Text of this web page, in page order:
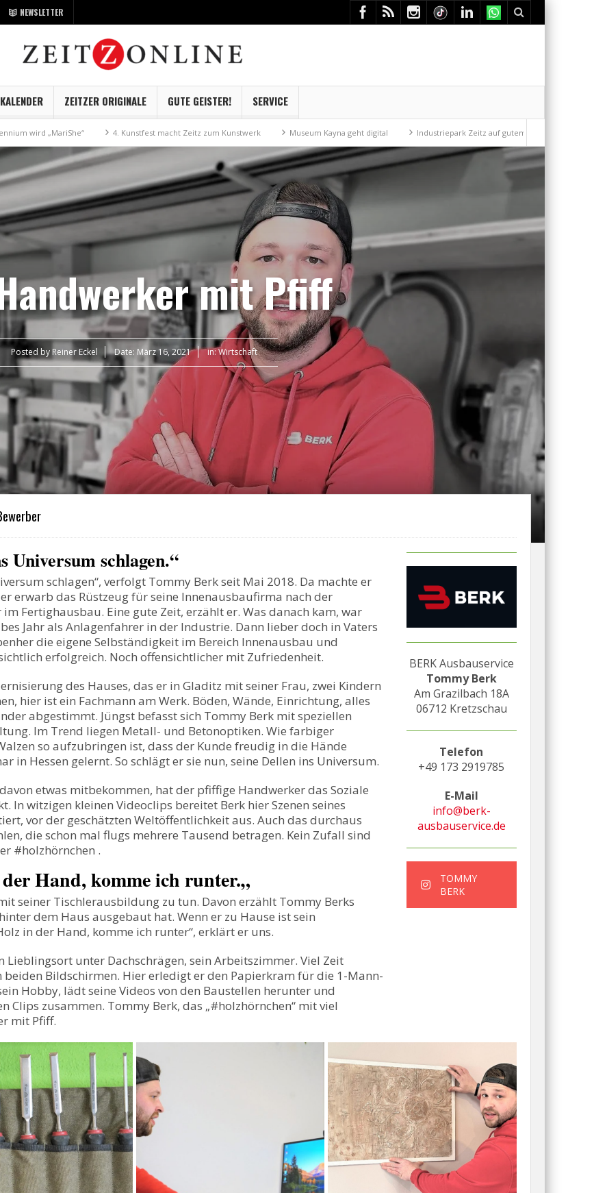
NEWSLETTER
ZEITZER ORIGINALE GUTE GEISTER! SERVICE
4. Kunstfest macht Zeitz zum Kunstwerk Museum Kayna geht digital Industriepark Zeitz auf gutem Weg Mit der
mit Pfiff
Posted by Reiner Eckel Date: März 16, 2021 in:Wirtschaft
Universum schlagen.“
schlagen“, verfolgt Tommy Berk seit Mai 2018. Da machte er
erwarb das Rüstzeug für seine Innenausbaufirma nach der
Fertighausbau. Eine gute Zeit, erzählt er. Was danach kam, war
Jahr als Anlagenfahrer in der Industrie. Dann lieber doch in Vaters
die eigene Selbständigkeit im Bereich Innenausbau und
erfolgreich. Noch offensichtlicher mit Zufriedenheit.
des Hauses, das er in Gladitz mit seiner Frau, zwei Kindern
hier ist ein Fachmann am Werk. Böden, Wände, Einrichtung, alles
abgestimmt. Jüngst befasst sich Tommy Berk mit speziellen
Im Trend liegen Metall- und Betonoptiken. Wie farbiger
so aufzubringen ist, dass der Kunde freudig in die Hände
in Hessen gelernt. So schlägt er sie nun, seine Dellen ins Universum.
etwas mitbekommen, hat der pfiffige Handwerker das Soziale
In witzigen kleinen Videoclips bereitet Berk hier Szenen seines
vor der geschätzten Weltöffentlichkeit aus. Auch das durchaus
die schon mal flugs mehrere Tausend betragen. Kein Zufall sind
#holzhörnchen .
Hand, komme ich runter.„
seiner Tischlerausbildung zu tun. Davon erzählt Tommy Berks
dem Haus ausgebaut hat. Wenn er zu Hause ist sein
in der Hand, komme ich runter“, erklärt er uns.
Lieblingsort unter Dachschrägen, sein Arbeitszimmer. Viel Zeit
Bildschirmen. Hier erledigt er den Papierkram für die 1-Mann-
Hobby, lädt seine Videos von den Baustellen herunter und
Clips zusammen. Tommy Berk, das „#holzhörnchen“ mit viel
mit Pfiff.
BERK Ausbauservice
Tommy Berk
Am Grazilbach 18A
06712 Kretzschau
Telefon
+49 173 2919785
E-Mail
info@berk-
ausbauservice.de
TOMMY
BERK